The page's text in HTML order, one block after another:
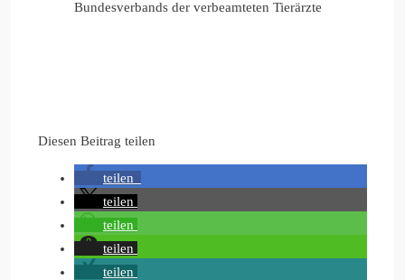
Bundesverbands der verbeamteten Tierärzte
Diesen Beitrag teilen
teilen
teilen
teilen
teilen
teilen